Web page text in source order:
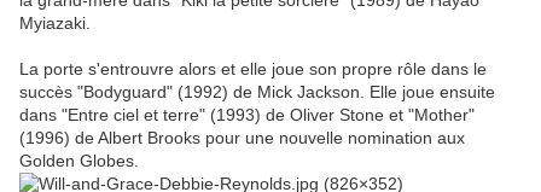
Myiazaki.
La porte s'entrouvre alors et elle joue son propre rôle dans le
succès "Bodyguard" (1992) de Mick Jackson. Elle joue ensuite
dans "Entre ciel et terre" (1993) de Oliver Stone et "Mother"
(1996) de Albert Brooks pour une nouvelle nomination aux
Golden Globes.